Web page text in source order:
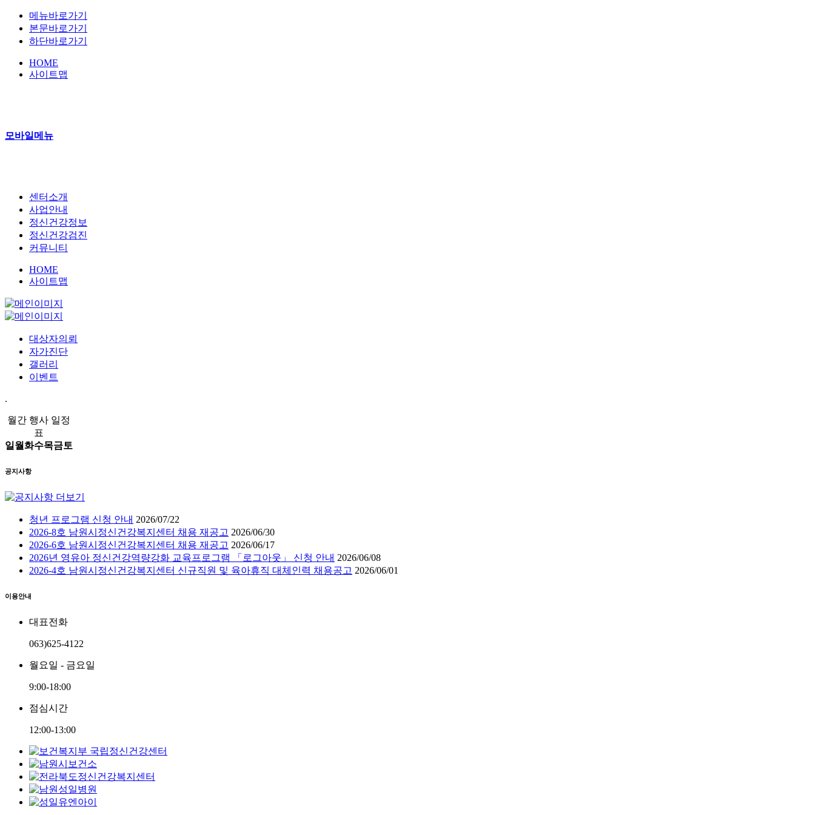
메뉴바로가기
본문바로가기
하단바로가기
HOME
사이트맵
모바일메뉴
센터소개
사업안내
정신건강정보
정신건강검진
커뮤니티
HOME
사이트맵
대상자의뢰
자가진단
갤러리
이벤트
.
월간 행사 일정
표
일 월화수목금토
공지사항
청년 프로그램 신청 안내 2026/07/22
2026-8호 남원시정신건강복지센터 채용 재공고 2026/06/30
2026-6호 남원시정신건강복지센터 채용 재공고 2026/06/17
2026년 영유아 정신건강역량강화 교육프로그램 「로그아웃」 신청 안내 2026/06/08
2026-4호 남원시정신건강복지센터 신규직원 및 육아휴직 대체인력 채용공고 2026/06/01
이용안내
대표전화
063)625-4122
월요일 - 금요일
9:00-18:00
점심시간
12:00-13:00